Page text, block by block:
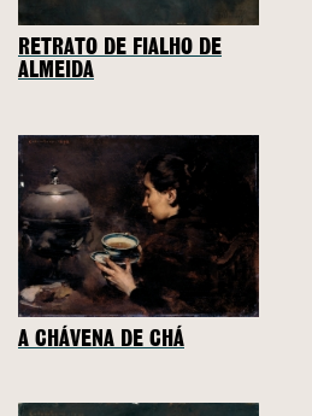
RETRATO DE FIALHO DE
ALMEIDA
A CHÁVENA DE CHÁ